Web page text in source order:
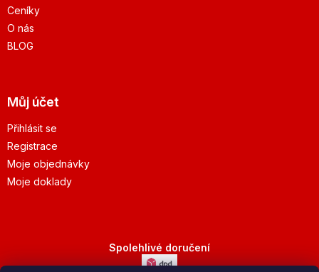
Ceníky
O nás
BLOG
Můj účet
Přihlásit se
Registrace
Moje objednávky
Moje doklady
Spolehlivé doručení